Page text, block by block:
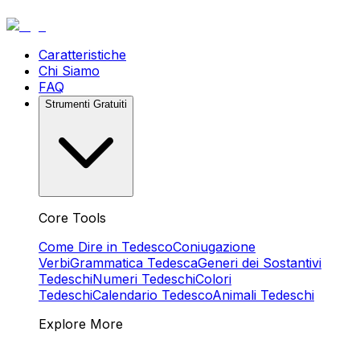
Caratteristiche
Chi Siamo
FAQ
Strumenti Gratuiti
Core Tools
Come Dire in TedescoConiugazione
VerbiGrammatica TedescaGeneri dei Sostantivi
TedeschiNumeri TedeschiColori
TedeschiCalendario TedescoAnimali Tedeschi
Explore More